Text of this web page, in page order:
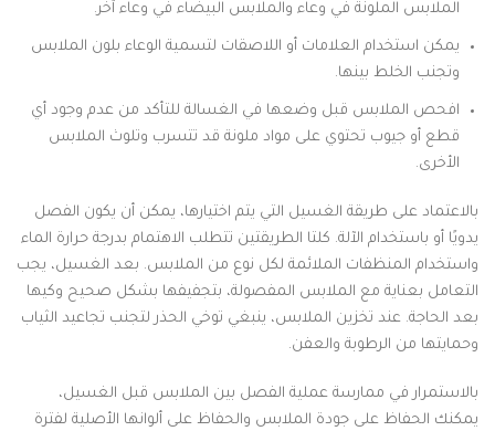
الملابس الملونة في وعاء والملابس البيضاء في وعاء آخر.
يمكن استخدام العلامات أو اللاصقات لتسمية الوعاء بلون الملابس
وتجنب الخلط بينها.
افحص الملابس قبل وضعها في الغسالة للتأكد من عدم وجود أي
قطع أو جيوب تحتوي على مواد ملونة قد تتسرب وتلوث الملابس
الأخرى.
بالاعتماد على طريقة الغسيل التي يتم اختيارها، يمكن أن يكون الفصل
يدويًا أو باستخدام الآلة. كلتا الطريقتين تتطلب الاهتمام بدرجة حرارة الماء
واستخدام المنظفات الملائمة لكل نوع من الملابس. بعد الغسيل، يجب
التعامل بعناية مع الملابس المفصولة، بتجفيفها بشكل صحيح وكيها
بعد الحاجة. عند تخزين الملابس، ينبغي توخي الحذر لتجنب تجاعيد الثياب
وحمايتها من الرطوبة والعفن.
بالاستمرار في ممارسة عملية الفصل بين الملابس قبل الغسيل،
يمكنك الحفاظ على جودة الملابس والحفاظ على ألوانها الأصلية لفترة